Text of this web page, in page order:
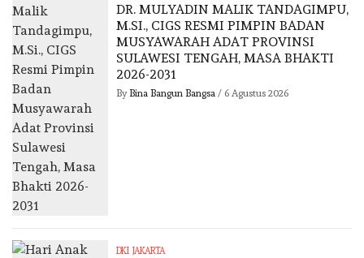
DR. MULYADIN MALIK TANDAGIMPU,
M.SI., CIGS RESMI PIMPIN BADAN
MUSYAWARAH ADAT PROVINSI
SULAWESI TENGAH, MASA BHAKTI
2026-2031
By Bina Bangun Bangsa / 6 Agustus 2026
DKI JAKARTA